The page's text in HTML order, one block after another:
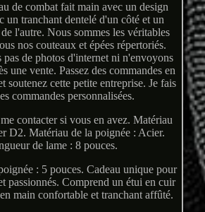
de combat fait main avec un design
un tranchant dentelé d'un côté et un
l'autre. Nous sommes les véritables
nos couteaux et épées répertoriés.
de photos d'internet ni n'envoyons
une vente. Passez des commandes en
soutenez cette petite entreprise. Je fais
commandes personnalisées.
contacter si vous en avez. Matériau
D2. Matériau de la poignée : Acier.
de lame : 8 pouces.
: 5 pouces. Cadeau unique pour
passionnés. Comprend un étui en cuir
main confortable et tranchant affûté.